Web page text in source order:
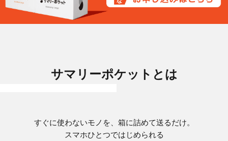
サマリーポケットとは
すぐに使わないモノを、箱に詰めて送るだけ。
スマホひとつではじめられる